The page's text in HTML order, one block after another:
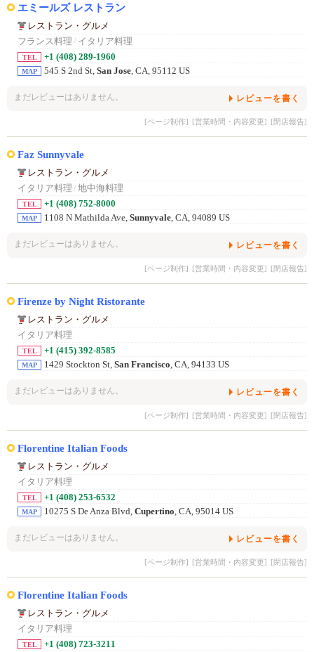
エミールズ レストラン
レストラン・グルメ
フランス料理 / イタリア料理
TEL +1 (408) 289-1960
MAP 545 S 2nd St, San Jose, CA, 95112 US
まだレビューはありません。 レビューを書く
[ページ制作] [営業時間・内容変更] [閉店報告]
Faz Sunnyvale
レストラン・グルメ
イタリア料理 / 地中海料理
TEL +1 (408) 752-8000
MAP 1108 N Mathilda Ave, Sunnyvale, CA, 94089 US
まだレビューはありません。 レビューを書く
[ページ制作] [営業時間・内容変更] [閉店報告]
Firenze by Night Ristorante
レストラン・グルメ
イタリア料理
TEL +1 (415) 392-8585
MAP 1429 Stockton St, San Francisco, CA, 94133 US
まだレビューはありません。 レビューを書く
[ページ制作] [営業時間・内容変更] [閉店報告]
Florentine Italian Foods
レストラン・グルメ
イタリア料理
TEL +1 (408) 253-6532
MAP 10275 S De Anza Blvd, Cupertino, CA, 95014 US
まだレビューはありません。 レビューを書く
[ページ制作] [営業時間・内容変更] [閉店報告]
Florentine Italian Foods
レストラン・グルメ
イタリア料理
TEL +1 (408) 723-3211